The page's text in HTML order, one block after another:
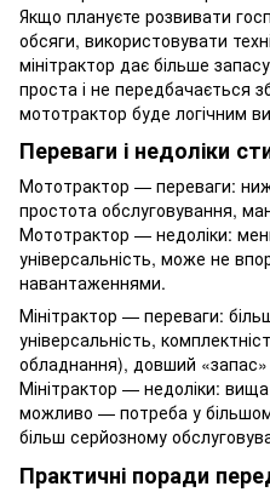
Якщо плануєте розвивати
обсяги, використовувати
мінітрактор дає більше
проста і не передбачається
мототрактор буде логічним
Переваги і недоліки
Мототрактор — переваги:
простота обслуговування,
Мототрактор — недоліки:
універсальність, може не
навантаженнями.
Мінітрактор — переваги:
універсальність,
обладнання), довший
Мінітрактор — недоліки:
можливо — потреба у
більш серйозному
Практичні поради